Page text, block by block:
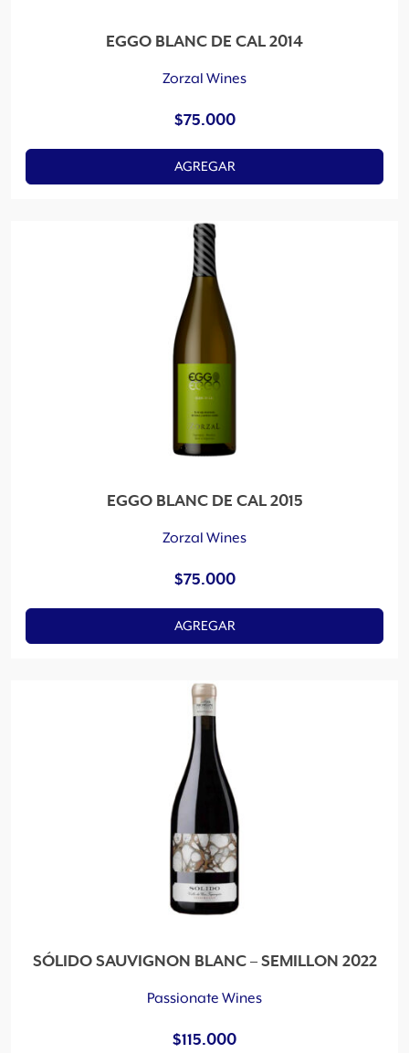
EGGO BLANC DE CAL 2014
Zorzal Wines
$75.000
AGREGAR
EGGO BLANC DE CAL 2015
Zorzal Wines
$75.000
AGREGAR
SÓLIDO SAUVIGNON BLANC – SEMILLON 2022
Passionate Wines
$115.000